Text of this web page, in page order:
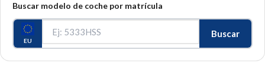
Buscar modelo de coche por matrícula
EU
Buscar